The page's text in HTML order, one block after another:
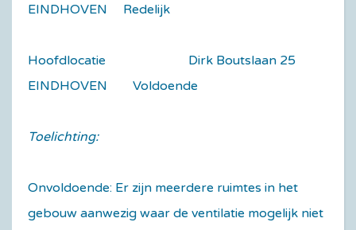
EINDHOVEN Redelijk
Hoofdlocatie Dirk Boutslaan 25
EINDHOVEN Voldoende
Toelichting:
Onvoldoende: Er zijn meerdere ruimtes in het
gebouw aanwezig waar de ventilatie mogelijk niet